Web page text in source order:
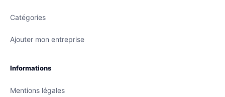
Catégories
Ajouter mon entreprise
Informations
Mentions légales